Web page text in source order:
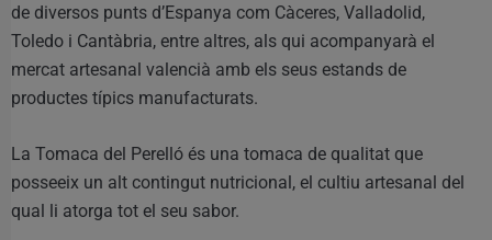
de diversos punts d’Espanya com Càceres, Valladolid,
Toledo i Cantàbria, entre altres, als qui acompanyarà el
mercat artesanal valencià amb els seus estands de
productes típics manufacturats.
La Tomaca del Perelló és una tomaca de qualitat que
posseeix un alt contingut nutricional, el cultiu artesanal del
qual li atorga tot el seu sabor.